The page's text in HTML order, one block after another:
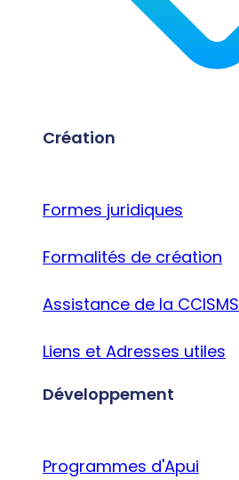
Création
Formes juridiques
Formalités de création
Assistance de la CCISMS
Liens et Adresses utiles
Développement
Programmes d'Apui